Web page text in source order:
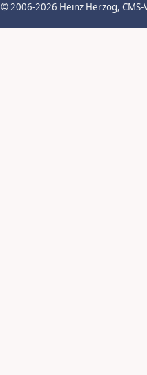
© 2006-2026 Heinz Herzog,